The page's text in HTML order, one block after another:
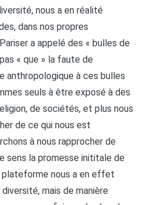
nous a en réalité
dans nos propres
a appelé des « bulles de
« que » la faute de
anthropologique à ces bulles
seuls à être exposé à des
de sociétés, et plus nous
de ce qui nous est
à nous rapprocher de
sens la promesse inititale de
plateforme nous a en effet
mais de manière